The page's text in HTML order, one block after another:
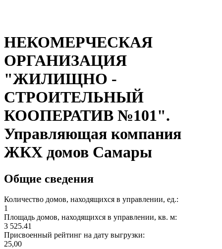
НЕКОМЕРЧЕСКАЯ
ОРГАНИЗАЦИЯ
"ЖИЛИЩНО -
СТРОИТЕЛЬНЫЙ
КООПЕРАТИВ №101".
Управляющая компания
ЖКХ домов Самары
Общие сведения
Количество домов, находящихся в управлении, ед.:
1
Площадь домов, находящихся в управлении, кв. м:
3 525.41
Присвоенный рейтинг на дату выгрузки:
25,00